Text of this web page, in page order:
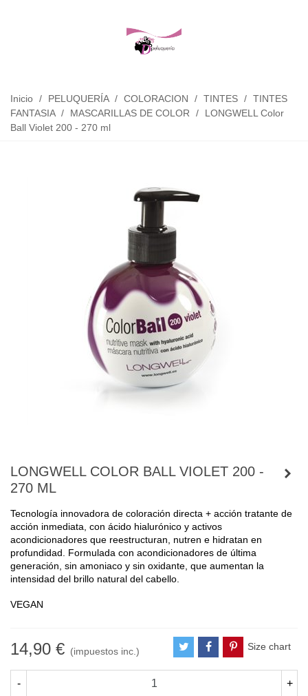
Inicio / PELUQUERÍA / COLORACION / TINTES / TINTES
FANTASIA / MASCARILLAS DE COLOR /
LONGWELL Color
Ball Violet 200 - 270 ml
LONGWELL COLOR BALL VIOLET 200 -
270 ML
Tecnología innovadora de coloración directa + acción tratante de
acción inmediata, con ácido hialurónico y activos
acondicionadores que reestructuran, nutren e hidratan en
profundidad. Formulada con acondicionadores de última
generación, sin amoniaco y sin oxidante, que aumentan la
intensidad del brillo natural del cabello.
VEGAN
14,90 € (impuestos inc.) Size chart
- +